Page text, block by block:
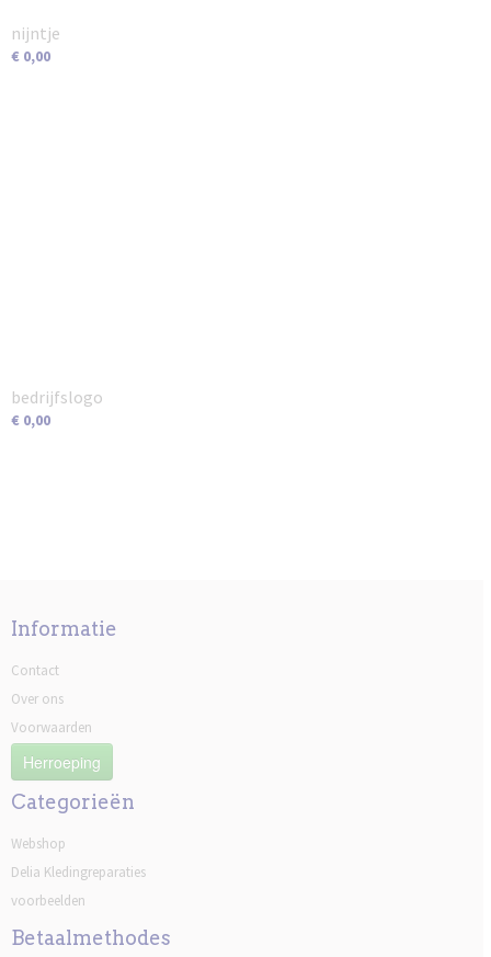
nijntje
€ 0,00
bedrijfslogo
€ 0,00
Informatie
Contact
Over ons
Voorwaarden
Herroeping
Categorieën
Webshop
Delia Kledingreparaties
voorbeelden
Betaalmethodes